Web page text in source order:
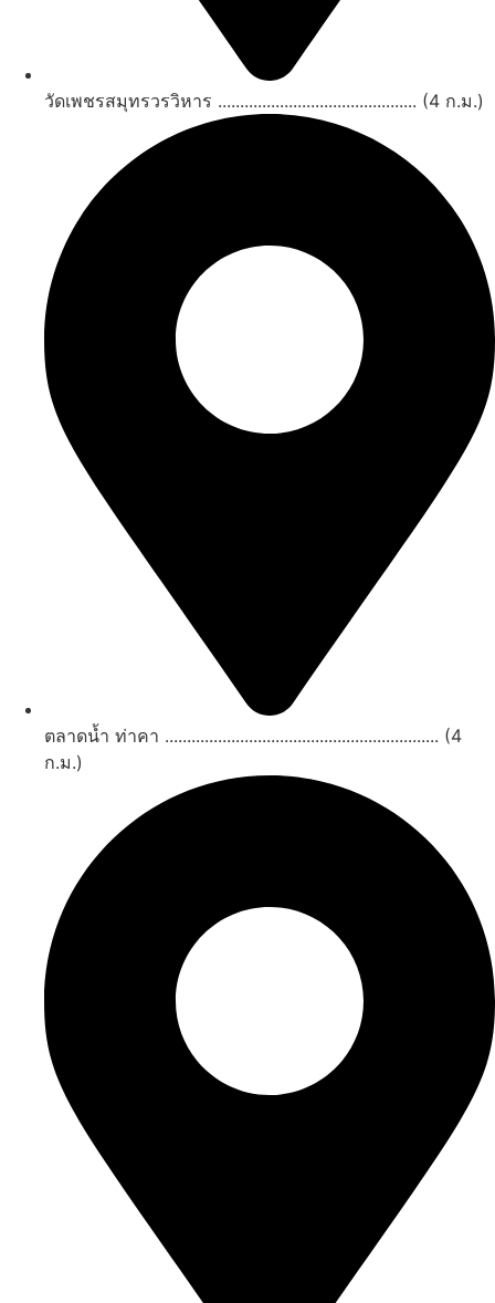
วัดเพชรสมุทรวรวิหาร ............................................. (4 ก.ม.)
ตลาดน้ำ ท่าคา .............................................................. (4
ก.ม.)